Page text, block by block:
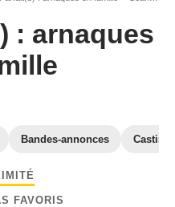
: arnaques
Bandes-annonces Casting
FAVORIS